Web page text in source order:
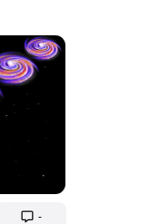
-